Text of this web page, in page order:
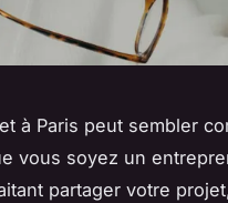
à Paris peut sembler
vous soyez un
partager votre